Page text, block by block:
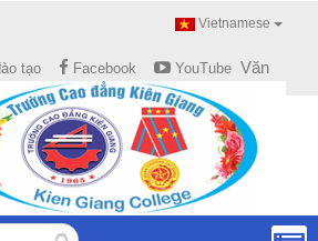
Vietnamese
tạo Facebook YouTube Văn